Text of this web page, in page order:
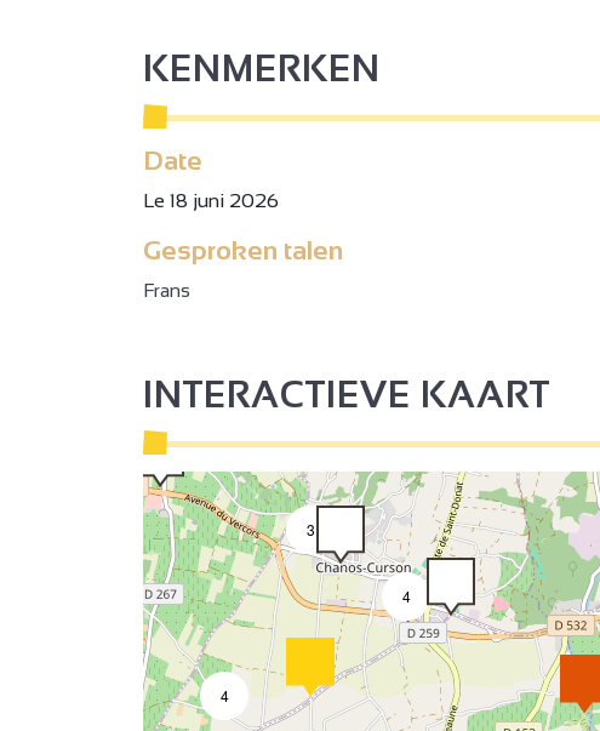
KENMERKEN
Date
Le 18 juni 2026
Gesproken talen
Frans
INTERACTIEVE KAART
4
3
4
4